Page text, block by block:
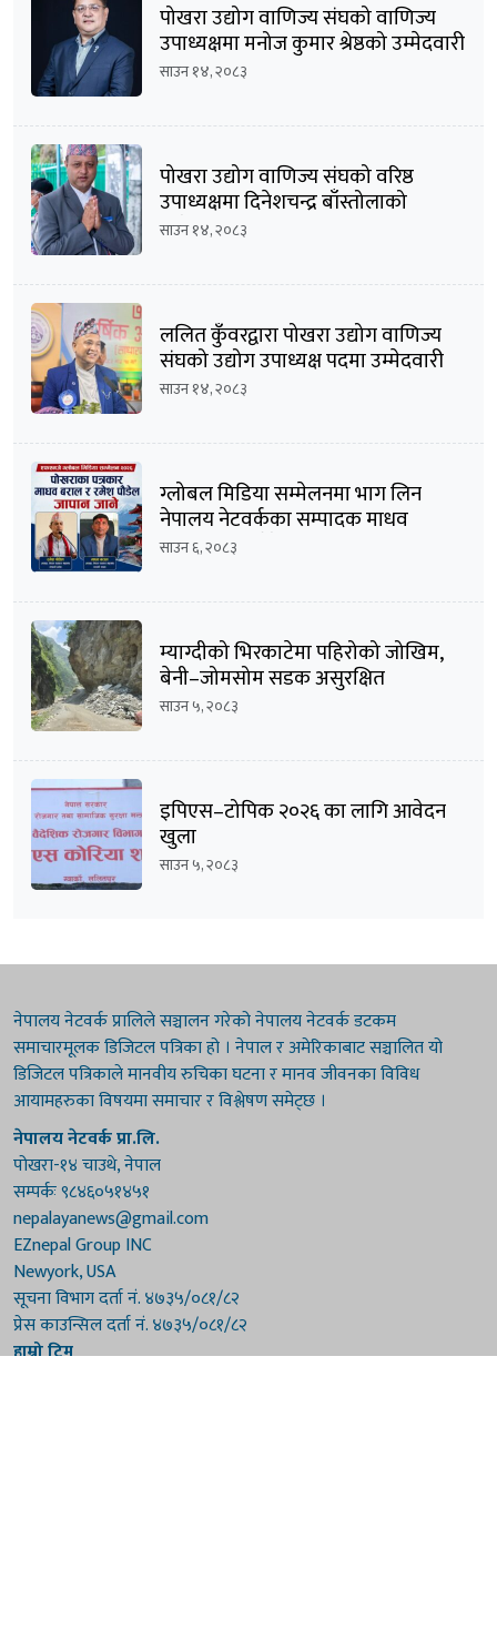
पोखरा उद्योग वाणिज्य संघको वाणिज्य
उपाध्यक्षमा मनोज कुमार श्रेष्ठको उम्मेदवारी
घोषणा
साउन १४, २०८३
पोखरा उद्योग वाणिज्य संघको वरिष्ठ
उपाध्यक्षमा दिनेशचन्द्र बाँस्तोलाको
उम्मेदवारी घोषणा
साउन १४, २०८३
ललित कुँवरद्वारा पोखरा उद्योग वाणिज्य
संघको उद्योग उपाध्यक्ष पदमा उम्मेदवारी
घोषणा
साउन १४, २०८३
ग्लोबल मिडिया सम्मेलनमा भाग लिन
नेपालय नेटवर्कका सम्पादक माधव
बराल सहित पौडेल जापान प्रस्थान
साउन ६, २०८३
म्याग्दीको भिरकाटेमा पहिरोको जोखिम,
बेनी–जोमसोम सडक असुरक्षित
साउन ५, २०८३
इपिएस–टोपिक २०२६ का लागि आवेदन
खुला
साउन ५, २०८३
नेपालय नेटवर्क प्रालिले सञ्चालन गरेको नेपालय नेटवर्क डटकम
समाचारमूलक डिजिटल पत्रिका हो । नेपाल र अमेरिकाबाट सञ्चालित यो
डिजिटल पत्रिकाले मानवीय रुचिका घटना र मानव जीवनका विविध
आयामहरुका विषयमा समाचार र विश्लेषण समेट्छ ।
नेपालय नेटवर्क प्रा.लि.
पोखरा-१४ चाउथे, नेपाल
सम्पर्कः ९८४६०५१४५१
nepalayanews@gmail.com
EZnepal Group INC
Newyork, USA
सूचना विभाग दर्ता नं. ४७३५/०८१/८२
प्रेस काउन्सिल दर्ता नं. ४७३५/०८१/८२
हाम्रो टिम